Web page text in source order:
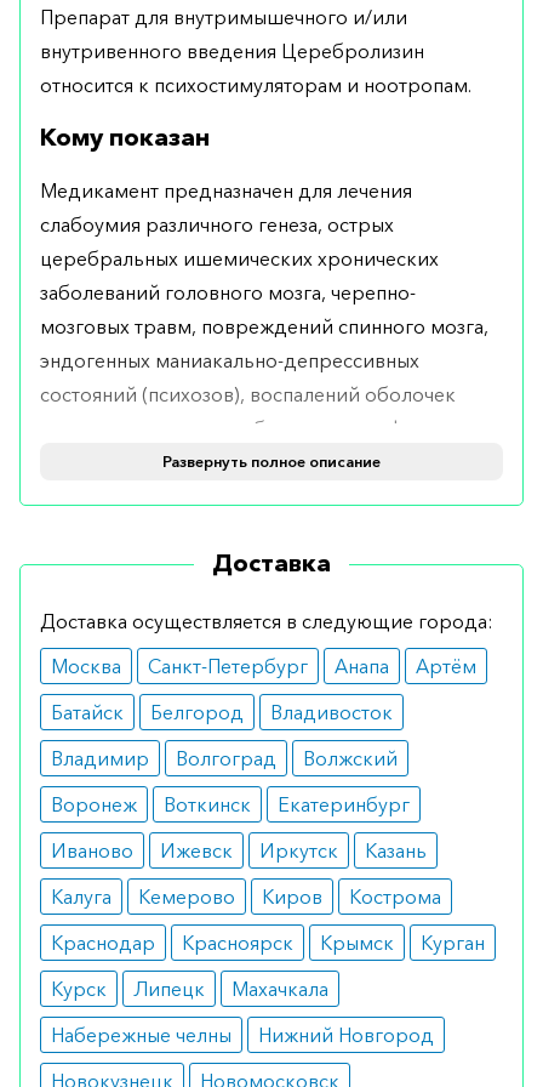
Препарат для внутримышечного и/или
внутривенного введения Церебролизин
относится к психостимуляторам и ноотропам.
Кому показан
Медикамент предназначен для лечения
слабоумия различного генеза, острых
церебральных ишемических хронических
заболеваний головного мозга, черепно-
мозговых травм, повреждений спинного мозга,
эндогенных маниакально-депрессивных
состояний (психозов), воспалений оболочек
головного мозга, церебральная энцефалопатия,
когнитивная отсталость у детей.
реабилитации после операций
геморрагического типа на головном мозге и
СДВГ.
Противопоказания
Строгими ограничениями являются:
индивидуальная непереносимость
компонентов препарата;
аллергические состояния;
выраженные изменения почек с
нарушением фильтрационной функции;
беременность;
судорожное возбуждение.
Как принимать
Точная доза подбирается врачом
индивидуально для каждого больного.
Развернуть полное описание
Доставка
Доставка осуществляется в следующие города:
Москва
Санкт-Петербург Анапа
Артём
Батайск
Белгород
Владивосток
Владимир
Волгоград
Волжский
Воронеж
Воткинск
Екатеринбург
Иваново
Ижевск Иркутск
Казань
Калуга
Кемерово Киров
Кострома
Краснодар
Красноярск Крымск
Курган
Курск
Липецк
Махачкала
Набережные челны
Нижний Новгород
Новокузнецк
Новомосковск